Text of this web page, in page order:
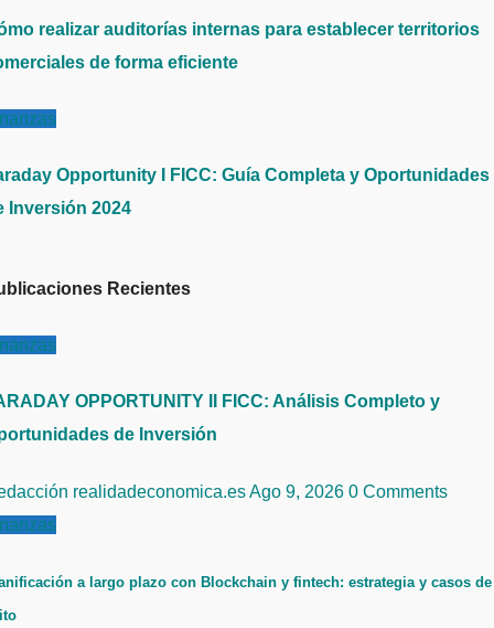
realizar auditorías internas para establecer territorios
de forma eficiente
Opportunity I FICC: Guía Completa y Oportunidades
Inversión 2024
Recientes
OPPORTUNITY II FICC: Análisis Completo y
de Inversión
realidadeconomica.esAgo 9, 2026 0 Comments
a largo plazo con Blockchain y fintech: estrategia y casos de